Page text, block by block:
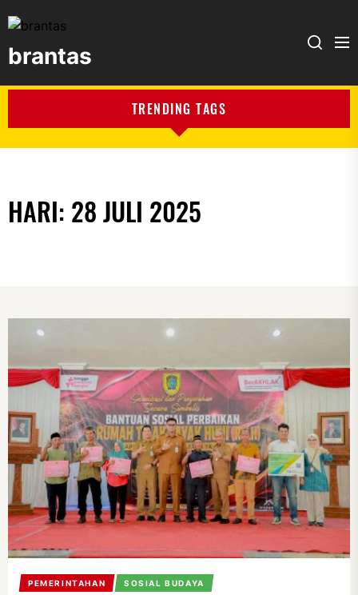
brantas
TRENDING TAGS
HARI: 28 JULI 2025
PEMERINTAHAN SOSIAL BUDAYA